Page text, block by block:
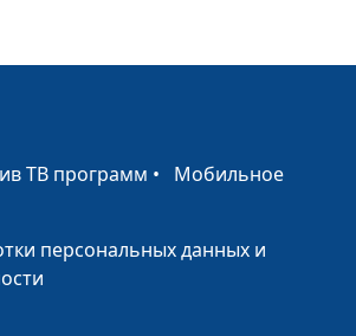
ТВ программ • Мобильное
персональных данных и